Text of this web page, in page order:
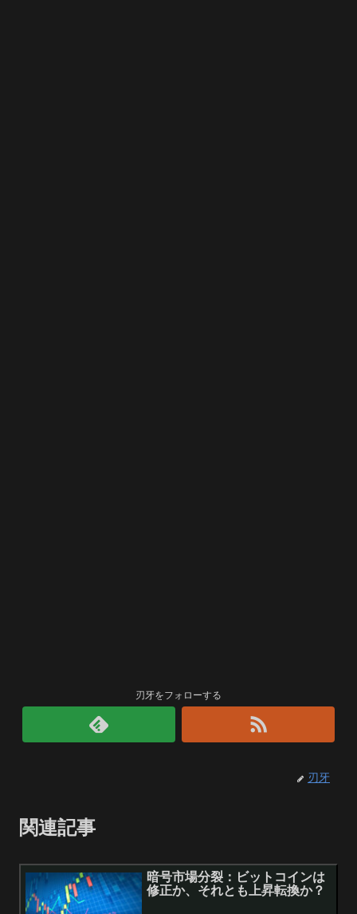
刃牙をフォローする
刃牙
関連記事
暗号市場分裂：ビットコインは
修正か、それとも上昇転換か？